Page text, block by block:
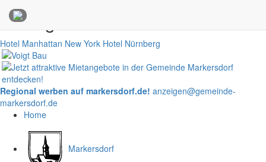
Anzeigen
Hotel Manhattan New York Hotel Nürnberg
Regional werben auf markersdorf.de! anzeigen@gemeinde-
markersdorf.de
Home
Markersdorf